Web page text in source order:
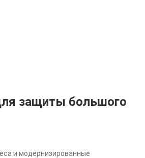
защиты большого
и модернизированные